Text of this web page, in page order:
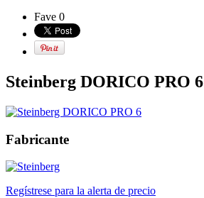
Fave 0
Steinberg DORICO PRO 6
Fabricante
Regístrese para la alerta de precio